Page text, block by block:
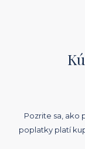
Pozrite sa, ako
poplatky platí